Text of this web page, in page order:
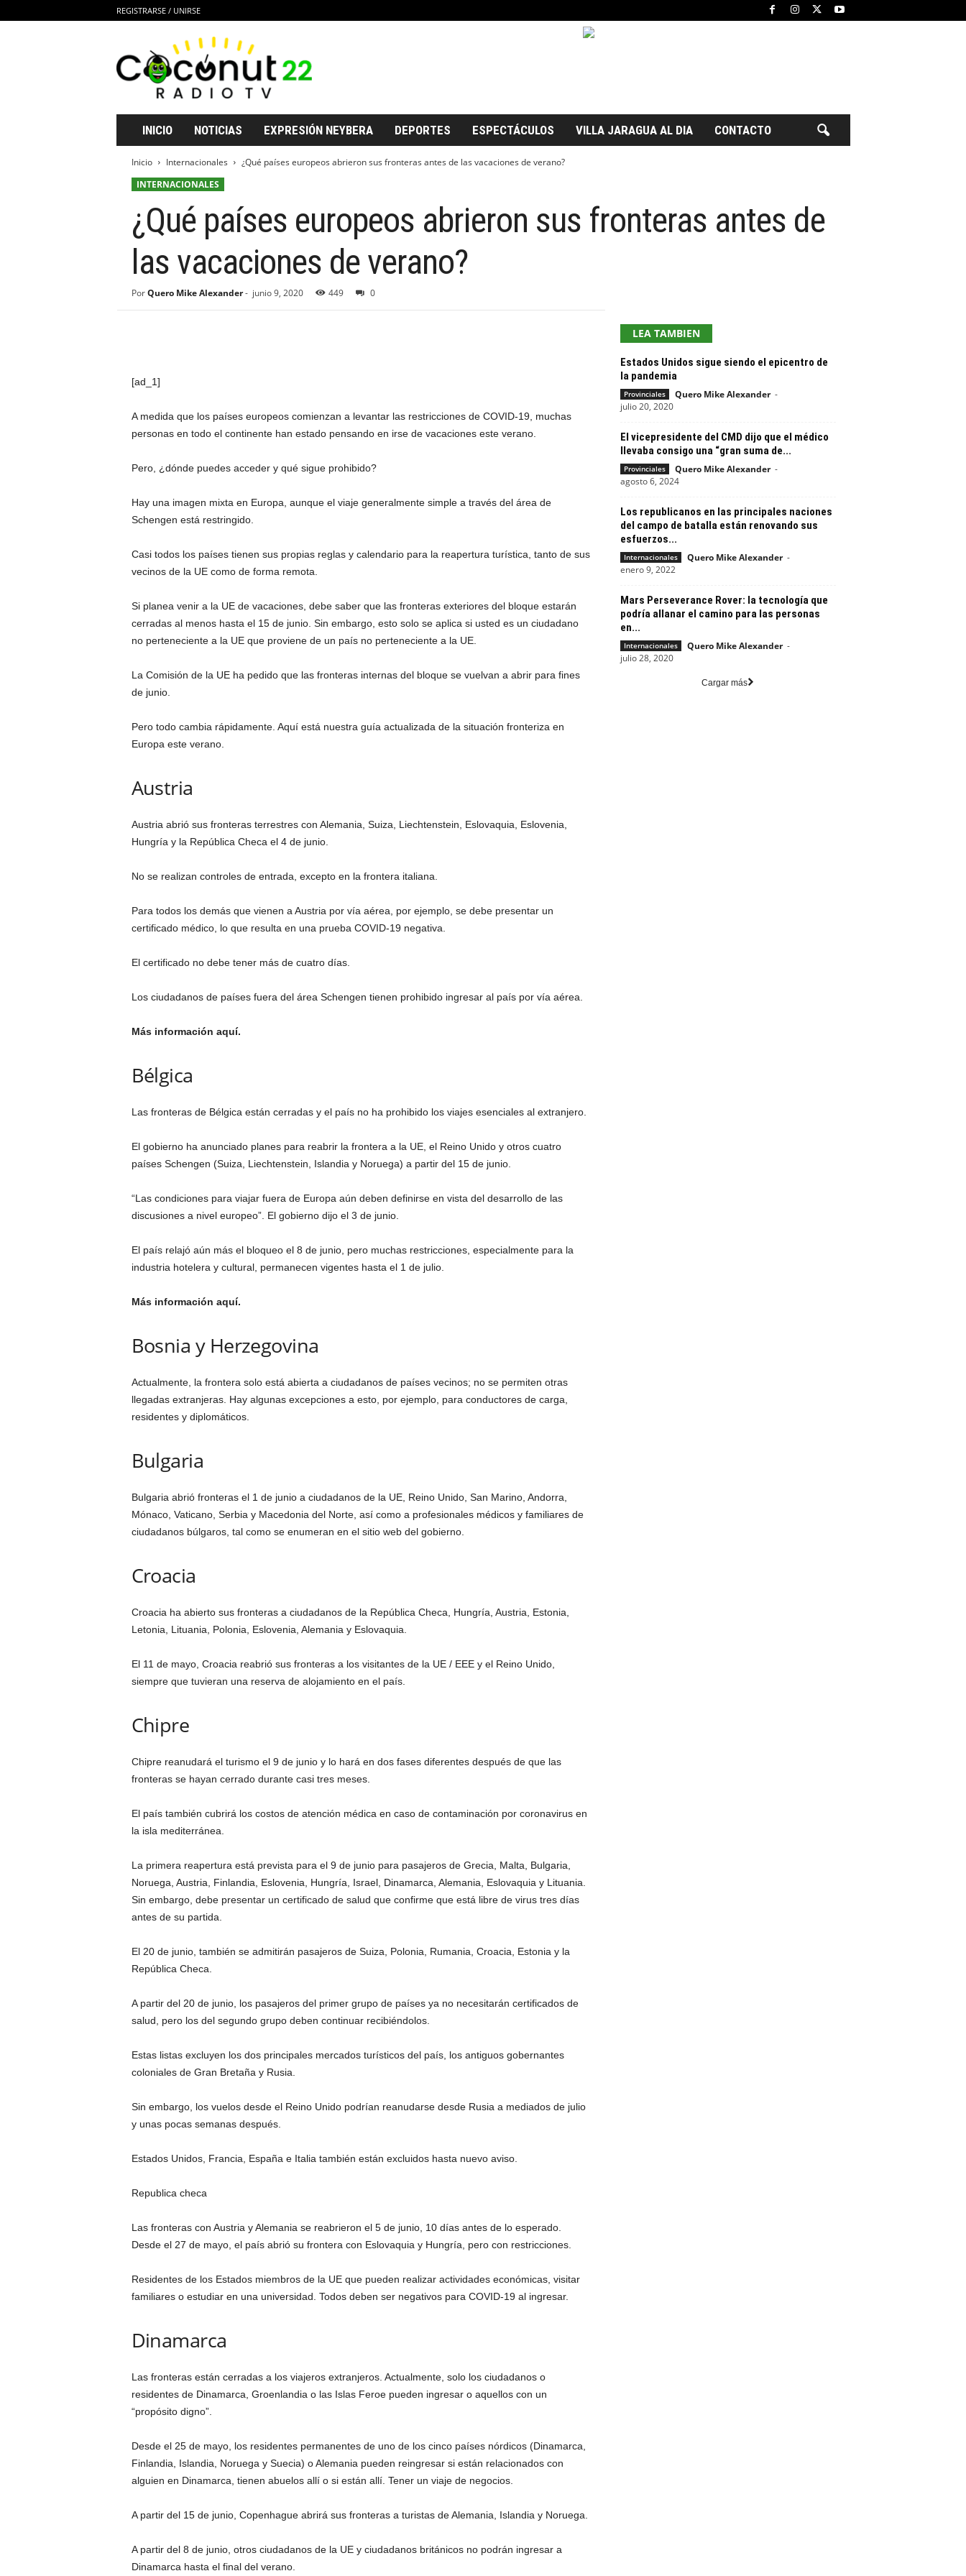
REGISTRARSE / UNIRSE
c
o
INICIO NOTICIAS EXPRESIÓN NEYBERA DEPORTES ESPECTÁCULOS VILLA JARAGUA AL DIA CONTACTO
Inicio Internacionales
¿Qué países europeos abrieron sus fronteras antes de las vacaciones de verano?
INTERNACIONALES
¿Qué países europeos abrieron sus fronteras antes de
las vacaciones de verano?
Por Quero Mike Alexander- junio 9, 2020 449 0
[ad_1]
A medida que los países europeos comienzan a levantar las restricciones de COVID-19, muchas
personas en todo el continente han estado pensando en irse de vacaciones este verano.
Pero, ¿dónde puedes acceder y qué sigue prohibido?
Hay una imagen mixta en Europa, aunque el viaje generalmente simple a través del área de
Schengen está restringido.
Casi todos los países tienen sus propias reglas y calendario para la reapertura turística, tanto de sus
vecinos de la UE como de forma remota.
Si planea venir a la UE de vacaciones, debe saber que las fronteras exteriores del bloque estarán
cerradas al menos hasta el 15 de junio. Sin embargo, esto solo se aplica si usted es un ciudadano
no perteneciente a la UE que proviene de un país no perteneciente a la UE.
La Comisión de la UE ha pedido que las fronteras internas del bloque se vuelvan a abrir para fines
de junio.
Pero todo cambia rápidamente. Aquí está nuestra guía actualizada de la situación fronteriza en
Europa este verano.
Austria
Austria abrió sus fronteras terrestres con Alemania, Suiza, Liechtenstein, Eslovaquia, Eslovenia,
Hungría y la República Checa el 4 de junio.
No se realizan controles de entrada, excepto en la frontera italiana.
Para todos los demás que vienen a Austria por vía aérea, por ejemplo, se debe presentar un
certificado médico, lo que resulta en una prueba COVID-19 negativa.
El certificado no debe tener más de cuatro días.
Los ciudadanos de países fuera del área Schengen tienen prohibido ingresar al país por vía aérea.
Más información aquí.
Bélgica
Las fronteras de Bélgica están cerradas y el país no ha prohibido los viajes esenciales al extranjero.
El gobierno ha anunciado planes para reabrir la frontera a la UE, el Reino Unido y otros cuatro
países Schengen (Suiza, Liechtenstein, Islandia y Noruega) a partir del 15 de junio.
“Las condiciones para viajar fuera de Europa aún deben definirse en vista del desarrollo de las
discusiones a nivel europeo”. El gobierno dijo el 3 de junio.
El país relajó aún más el bloqueo el 8 de junio, pero muchas restricciones, especialmente para la
industria hotelera y cultural, permanecen vigentes hasta el 1 de julio.
Más información aquí.
Bosnia y Herzegovina
Actualmente, la frontera solo está abierta a ciudadanos de países vecinos; no se permiten otras
llegadas extranjeras. Hay algunas excepciones a esto, por ejemplo, para conductores de carga,
residentes y diplomáticos.
Bulgaria
Bulgaria abrió fronteras el 1 de junio a ciudadanos de la UE, Reino Unido, San Marino, Andorra,
Mónaco, Vaticano, Serbia y Macedonia del Norte, así como a profesionales médicos y familiares de
ciudadanos búlgaros, tal como se enumeran en el sitio web del gobierno.
Croacia
Croacia ha abierto sus fronteras a ciudadanos de la República Checa, Hungría, Austria, Estonia,
Letonia, Lituania, Polonia, Eslovenia, Alemania y Eslovaquia.
El 11 de mayo, Croacia reabrió sus fronteras a los visitantes de la UE / EEE y el Reino Unido,
siempre que tuvieran una reserva de alojamiento en el país.
Chipre
Chipre reanudará el turismo el 9 de junio y lo hará en dos fases diferentes después de que las
fronteras se hayan cerrado durante casi tres meses.
El país también cubrirá los costos de atención médica en caso de contaminación por coronavirus en
la isla mediterránea.
La primera reapertura está prevista para el 9 de junio para pasajeros de Grecia, Malta, Bulgaria,
Noruega, Austria, Finlandia, Eslovenia, Hungría, Israel, Dinamarca, Alemania, Eslovaquia y Lituania.
Sin embargo, debe presentar un certificado de salud que confirme que está libre de virus tres días
antes de su partida.
El 20 de junio, también se admitirán pasajeros de Suiza, Polonia, Rumania, Croacia, Estonia y la
República Checa.
A partir del 20 de junio, los pasajeros del primer grupo de países ya no necesitarán certificados de
salud, pero los del segundo grupo deben continuar recibiéndolos.
Estas listas excluyen los dos principales mercados turísticos del país, los antiguos gobernantes
coloniales de Gran Bretaña y Rusia.
Sin embargo, los vuelos desde el Reino Unido podrían reanudarse desde Rusia a mediados de julio
y unas pocas semanas después.
Estados Unidos, Francia, España e Italia también están excluidos hasta nuevo aviso.
Republica checa
Las fronteras con Austria y Alemania se reabrieron el 5 de junio, 10 días antes de lo esperado.
Desde el 27 de mayo, el país abrió su frontera con Eslovaquia y Hungría, pero con restricciones.
Residentes de los Estados miembros de la UE que pueden realizar actividades económicas, visitar
familiares o estudiar en una universidad. Todos deben ser negativos para COVID-19 al ingresar.
Dinamarca
Las fronteras están cerradas a los viajeros extranjeros. Actualmente, solo los ciudadanos o
residentes de Dinamarca, Groenlandia o las Islas Feroe pueden ingresar o aquellos con un
“propósito digno”.
Desde el 25 de mayo, los residentes permanentes de uno de los cinco países nórdicos (Dinamarca,
Finlandia, Islandia, Noruega y Suecia) o Alemania pueden reingresar si están relacionados con
alguien en Dinamarca, tienen abuelos allí o si están allí. Tener un viaje de negocios.
A partir del 15 de junio, Copenhague abrirá sus fronteras a turistas de Alemania, Islandia y Noruega.
A partir del 8 de junio, otros ciudadanos de la UE y ciudadanos británicos no podrán ingresar a
Dinamarca hasta el final del verano.
LEA TAMBIEN
Estados Unidos sigue siendo el epicentro de
la pandemia
Provinciales Quero Mike Alexander -
julio 20, 2020
El vicepresidente del CMD dijo que el médico
llevaba consigo una “gran suma de...
Provinciales Quero Mike Alexander -
agosto 6, 2024
Los republicanos en las principales naciones
del campo de batalla están renovando sus
esfuerzos...
Internacionales Quero Mike Alexander -
enero 9, 2022
Mars Perseverance Rover: la tecnología que
podría allanar el camino para las personas
en...
Internacionales Quero Mike Alexander -
julio 28, 2020
Cargar más